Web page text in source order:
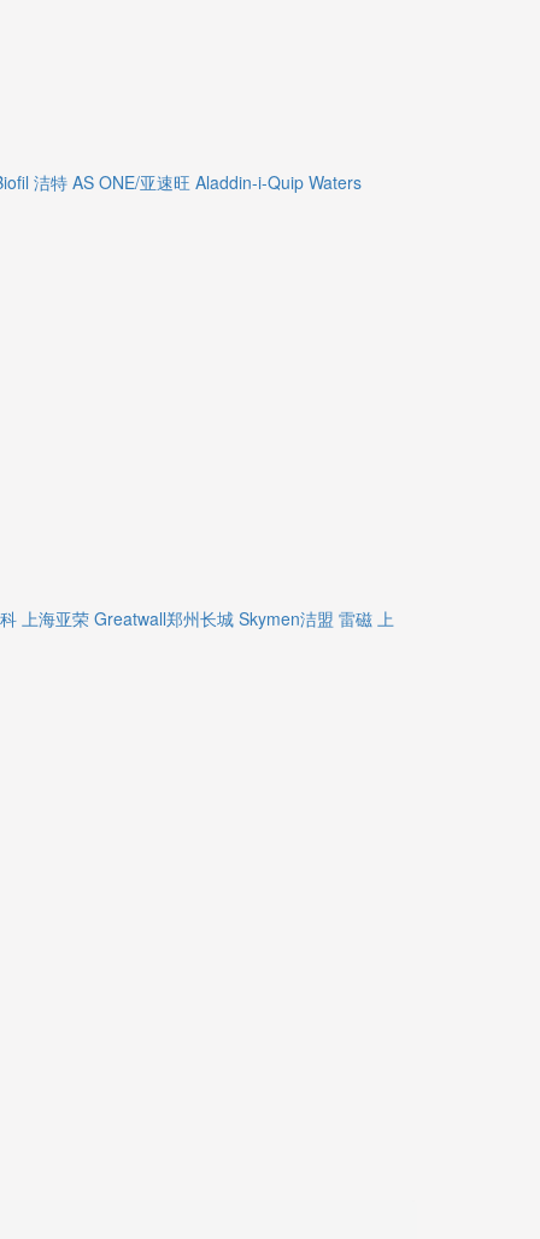
洁特AS ONE/亚速旺 Aladdin-i-Quip Waters
上海亚荣 Greatwall郑州长城 Skymen洁盟 雷磁 上